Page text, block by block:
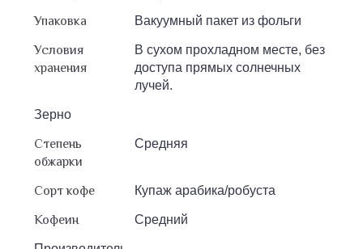
Упаковка Вакуумный пакет из фольги
Условия
хранения
В сухом прохладном месте, без
доступа прямых солнечных
лучей.
Зерно
Степень
обжарки
Средняя
Сорт кофе Купаж арабика/робуста
Кофеин Средний